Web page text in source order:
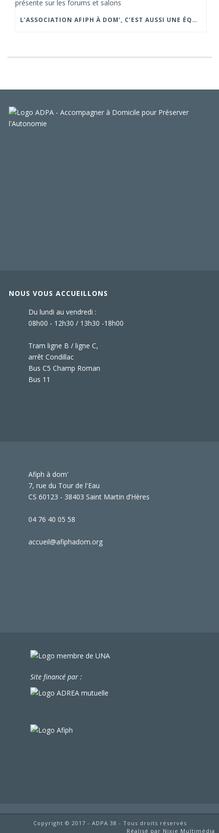
L’ASSOCIATION AFIPH À DOM’, C’EST AUSSI UNE ÉQUIPE PRÉSENTE SUR LES FORUMS ET SALONS
NOUS VOUS ACCUEILLONS
Du lundi au vendredi :
08h00 - 12h30 / 13h30 -18h00
Tram ligne B / ligne C,
arrêt Condillac
Bus C5 Champ Roman
Bus 11
Afiph à dom'
7, rue du Tour de l'Eau
CS 60123 - 38403 Saint Martin d’Hères
04 76 40 05 58
accueil@afiphadom.org
Site financé par :
Copyright © 2017 - ADPA 38 - Tous droits réservés
Réalisé par Nixie Multimédia